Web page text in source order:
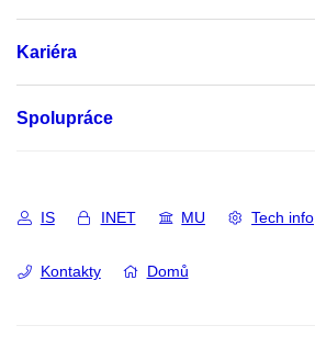
Kariéra
Spolupráce
IS INET MU Tech info
Kontakty Domů